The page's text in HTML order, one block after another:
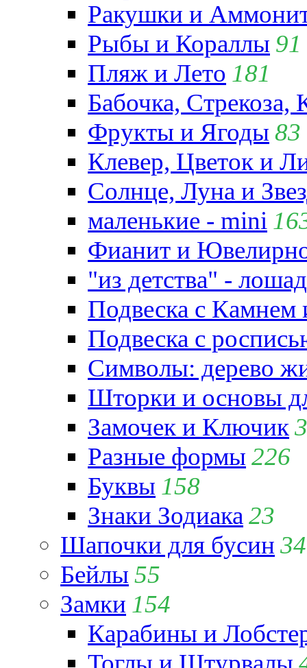
Ракушки и
Рыбы и Кораллы 91
Пляж и Лето 181
Бабочка,
Фрукты и Ягоды 83
Клевер, Цветок и
Солнце, Луна и
маленькие - mini
Фианит и
"из детства" -
Подвеска с
Подвеска с
Символы: дерево
Шторки и основы
Замочек и Ключик
Разные формы 226
Буквы 158
Знаки Зодиака 23
Шапочки для бусин 34
Бейлы 55
Замки 154
Карабины и